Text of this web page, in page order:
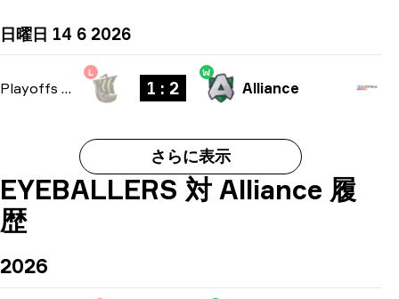
日曜日 14 6 2026
Playoffs bo3
L
1 : 2
W
Alliance
さらに表示
EYEBALLERS 対 Alliance 履
歴
2026